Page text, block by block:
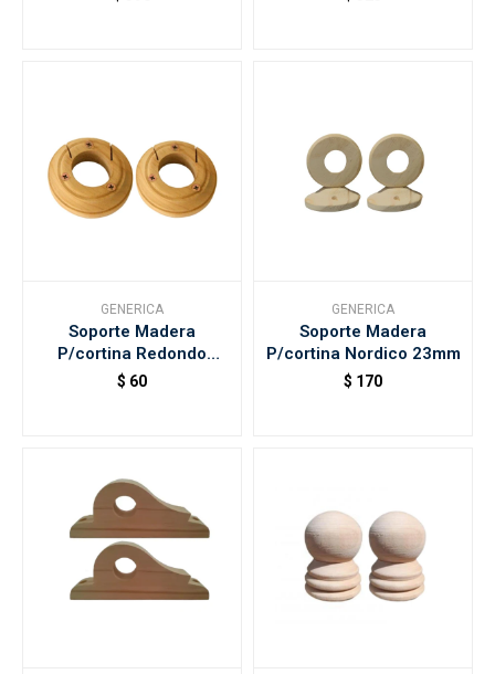
GENERICA
Soporte Madera
P/cortina Redondo
23mm
$ 60
GENERICA
Soporte Madera
P/cortina Nordico 23mm
$ 170